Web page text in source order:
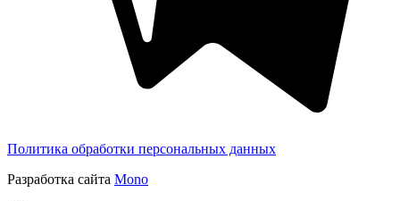
Политика обработки персональных данных
Разработка сайта Mono